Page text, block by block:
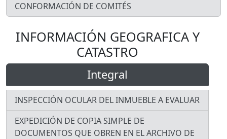
CONFORMACIÓN DE COMITÉS
INFORMACIÓN GEOGRAFICA Y
CATASTRO
Integral
INSPECCIÓN OCULAR DEL INMUEBLE A EVALUAR
EXPEDICIÓN DE COPIA SIMPLE DE
DOCUMENTOS QUE OBREN EN EL ARCHIVO DE